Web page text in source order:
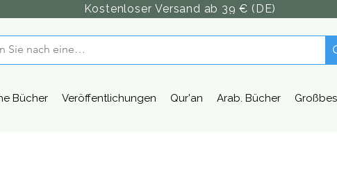
Kostenloser Versand ab 39 € (DE)
Bücher Veröffentlichungen Qur'an Arab. Bücher